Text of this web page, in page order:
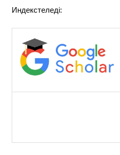
Индекстеледі: